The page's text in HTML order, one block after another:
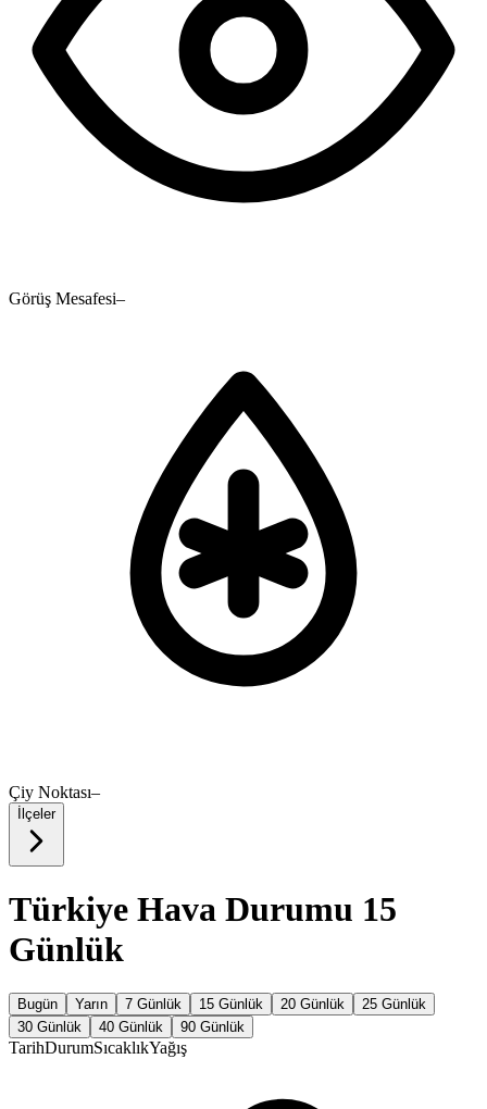
Görüş Mesafesi–
Çiy Noktası–
İlçeler
Türkiye Hava Durumu 15
Günlük
Bugün Yarın 7 Günlük 15 Günlük 20 Günlük
25 Günlük
30 Günlük
40 Günlük 90 Günlük
TarihDurumSıcaklıkYağış